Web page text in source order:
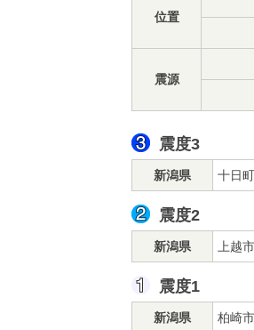
位置
震源
震度3
新潟県 十日
震度2
新潟県 上越市
震度1
新潟県 柏崎市